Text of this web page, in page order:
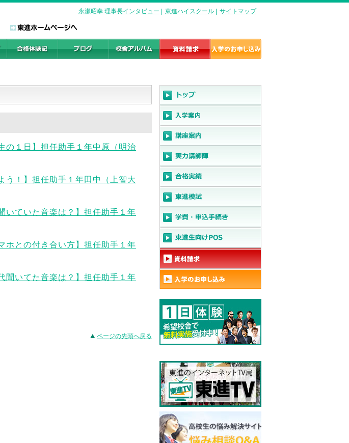
永瀬昭幸 理事長インタビュー 東進ハイスクール サイトマップ
１日】担任助手１年中原（明治
！】担任助手１年田中（上智大
ていた音楽は？】担任助手１年
との付き合い方】担任助手１年
いてた音楽は？】担任助手１年
ページの先頭へ戻る